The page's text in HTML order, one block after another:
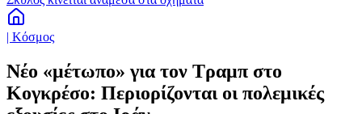
| Κόσμος
Νέο «μέτωπο» για τον Τραμπ στο
Κογκρέσο: Περιορίζονται οι πολεμικές